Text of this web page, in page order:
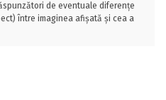
de eventuale diferențe
între imaginea afișată și cea a